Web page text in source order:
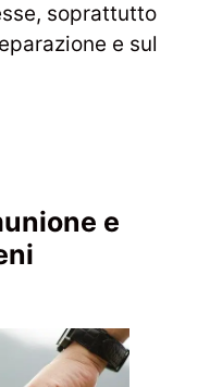
soprattutto
e sul
e